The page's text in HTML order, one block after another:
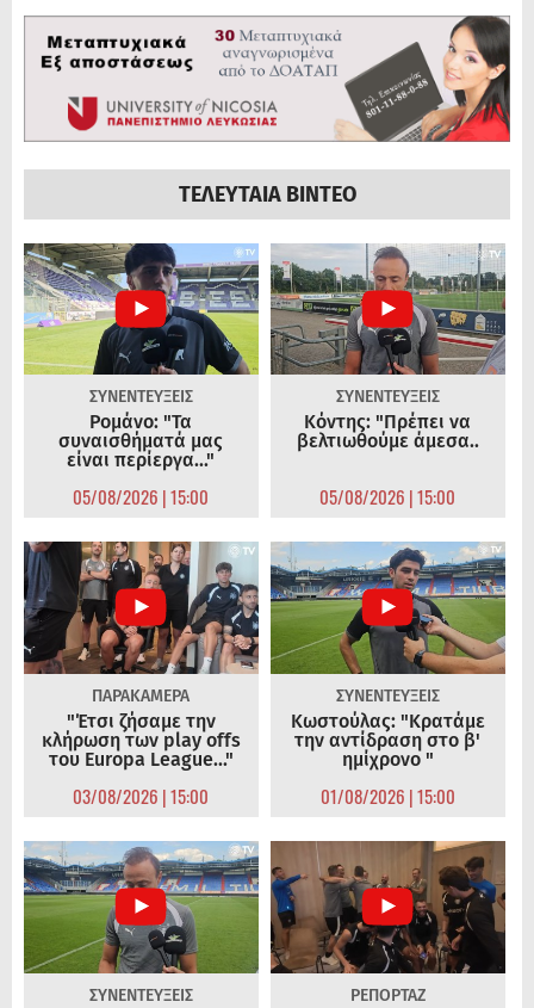
ΤΕΛΕΥΤΑΙΑ ΒΙΝΤΕΟ
ΣΥΝΕΝΤΕΥΞΕΙΣ
Ρομάνο: "Τα
συναισθήματά μας
είναι περίεργα..."
05/08/2026 | 15:00
ΣΥΝΕΝΤΕΥΞΕΙΣ
Κόντης: "Πρέπει να
βελτιωθούμε άμεσα..
05/08/2026 | 15:00
ΠΑΡΑΚΑΜΕΡΑ
"Έτσι ζήσαμε την
κλήρωση των play offs
του Europa League..."
03/08/2026 | 15:00
ΣΥΝΕΝΤΕΥΞΕΙΣ
Κωστούλας: "Κρατάμε
την αντίδραση στο β'
ημίχρονο "
01/08/2026 | 15:00
ΣΥΝΕΝΤΕΥΞΕΙΣ ΡΕΠΟΡΤΑΖ